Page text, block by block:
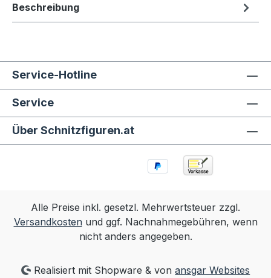
Beschreibung
Service-Hotline
Service
Über Schnitzfiguren.at
Alle Preise inkl. gesetzl. Mehrwertsteuer zzgl.
Versandkostenund ggf. Nachnahmegebühren, wenn
nicht anders angegeben.
Realisiert mit Shopware & vonansgar Websites